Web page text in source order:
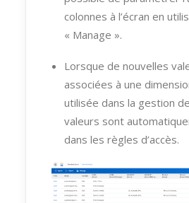
colonnes à l’écran en
« Manage ».
Lorsque de nouvelles
associées à une
utilisée dans la gestion
valeurs sont
dans les règles d’accès.